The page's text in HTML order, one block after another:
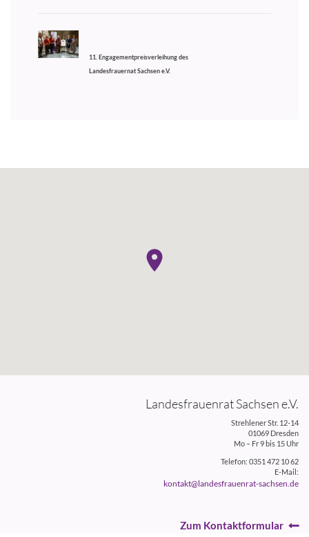
11. Engagementpreisverleihung des
Landesfrauernat Sachsen e.V.
Landesfrauenrat Sachsen e.V.
Strehlener Str. 12-14
01069 Dresden
Mo – Fr 9 bis 15 Uhr
Telefon: 0351 472 10 62
E-Mail:
kontakt@landesfrauenrat-sachsen.de
Zum Kontaktformular